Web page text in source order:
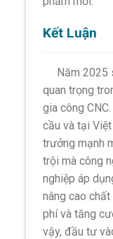
Kết Luận
Năm 2025
quan trọng
gia công
cầu và tại
trưởng mạnh
trội mà công
nghiệp áp
nâng cao
phí và tăng
vậy, đầu tư